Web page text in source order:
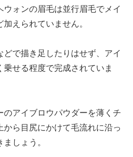
ォンの眉毛は並行眉毛でメイ
えられていません。
どで描き足したりはせず、アイ
せる程度で完成されていま
のアイブロウパウダーを薄くチ
から目尻にかけて毛流れに沿っ
しょう。